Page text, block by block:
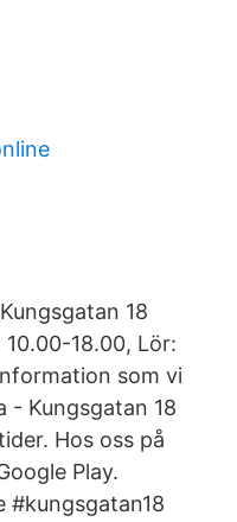
18
18.00, Lör:
som vi
- Kungsgatan 18
Hos oss på
Play.
#kungsgatan18